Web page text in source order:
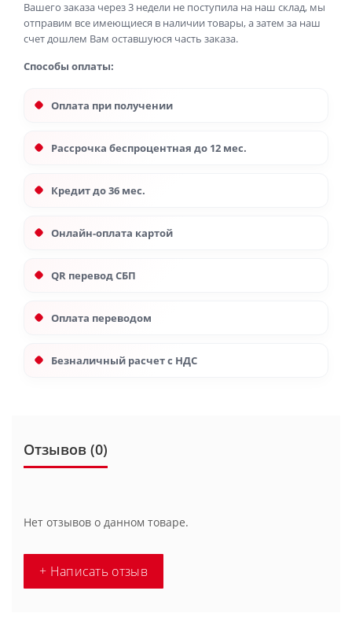
Вашего заказа через 3 недели не поступила на наш склад, мы
отправим все имеющиеся в наличии товары, а затем за наш
счет дошлем Вам оставшуюся часть заказа.
Способы оплаты:
Оплата при получении
Рассрочка беспроцентная до 12 мес.
Кредит до 36 мес.
Онлайн-оплата картой
QR перевод СБП
Оплата переводом
Безналичный расчет с НДС
Отзывов (0)
Нет отзывов о данном товаре.
+ Написать отзыв